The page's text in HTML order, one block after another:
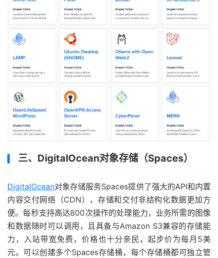
三、DigitalOcean对象存储（Spaces）
DigitalOcean对象存储服务Spaces提供了强大的API和内置
内容交付网络（CDN），存储和交付非结构化数据更加方
便。每秒支持高达800次操作的处理能力，业务所需的图像
和数据随时可以调用，且具备与Amazon S3兼容的存储能
力，入站带宽免费，价格也十分亲民，起步价为每月5美
元。可以创建多个Spaces存储桶，每个存储桶都可独立管